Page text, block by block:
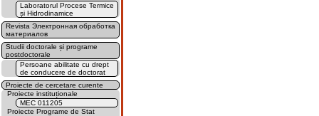
Laboratorul Procese Termice
și Hidrodinamice
Revista Электронная обработка
материалов
Studii doctorale și programe
postdoctorale
Persoane abilitate cu drept
de conducere de doctorat
Proiecte de cercetare curente
Proiecte instituționale
MEC 011205
Proiecte Programe de Stat